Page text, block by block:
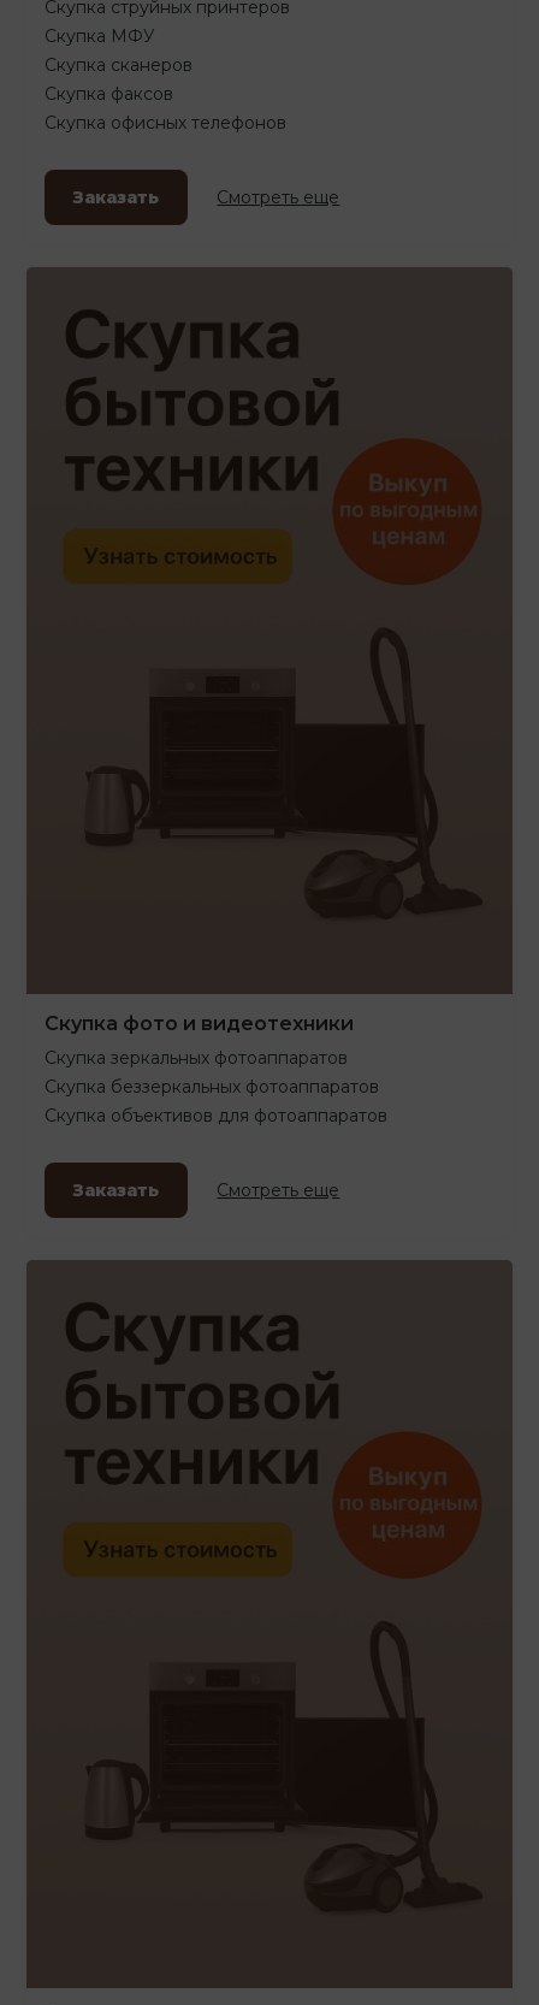
Скупка струйных принтеров
Скупка МФУ
Скупка сканеров
Скупка факсов
Скупка офисных телефонов
Заказать Смотреть еще
Скупка фото и видеотехники
Скупка зеркальных фотоаппаратов
Скупка беззеркальных фотоаппаратов
Скупка объективов для фотоаппаратов
Заказать Смотреть еще